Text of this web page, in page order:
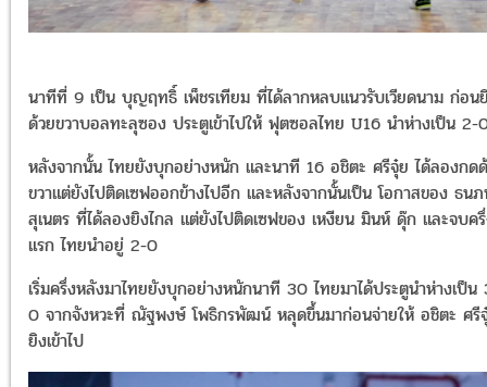
นาทีที่ 9 เป็น บุญฤทธิ์ เพ็ชรเทียม ที่ได้ลากหลบแนวรับเวียดนาม ก่อน
ด้วยขวาบอลทะลุซอง ประตูเข้าไปให้ ฟุตซอลไทย U16 นำห่างเป็น 2-
หลังจากนั้น ไทยยังบุกอย่างหนัก และนาที 16 อชิตะ ศรีจุ๋ย ได้ลองกด
ขวาแต่ยังไปติดเซฟออกข้างไปอีก และหลังจากนั้นเป็น โอกาสของ ธน
สุเนตร ที่ได้ลองยิงไกล แต่ยังไปติดเซฟของ เหงียน มินห์ ดุ๊ก และจบค
แรก ไทยนำอยู่ 2-0
เริ่มครึ่งหลังมาไทยยังบุกอย่างหนักนาที 30 ไทยมาได้ประตูนำห่างเป็น
0 จากจังหวะที่ ณัฐพงษ์ โพธิกรพัฒน์ หลุดขึ้นมาก่อนจ่ายให้ อชิตะ ศรี
ยิงเข้าไป